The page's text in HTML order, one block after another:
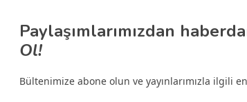
Paylaşımlarımızdan
Ol!
Bültenimize abone olun ve yayınlarımızla ilgili